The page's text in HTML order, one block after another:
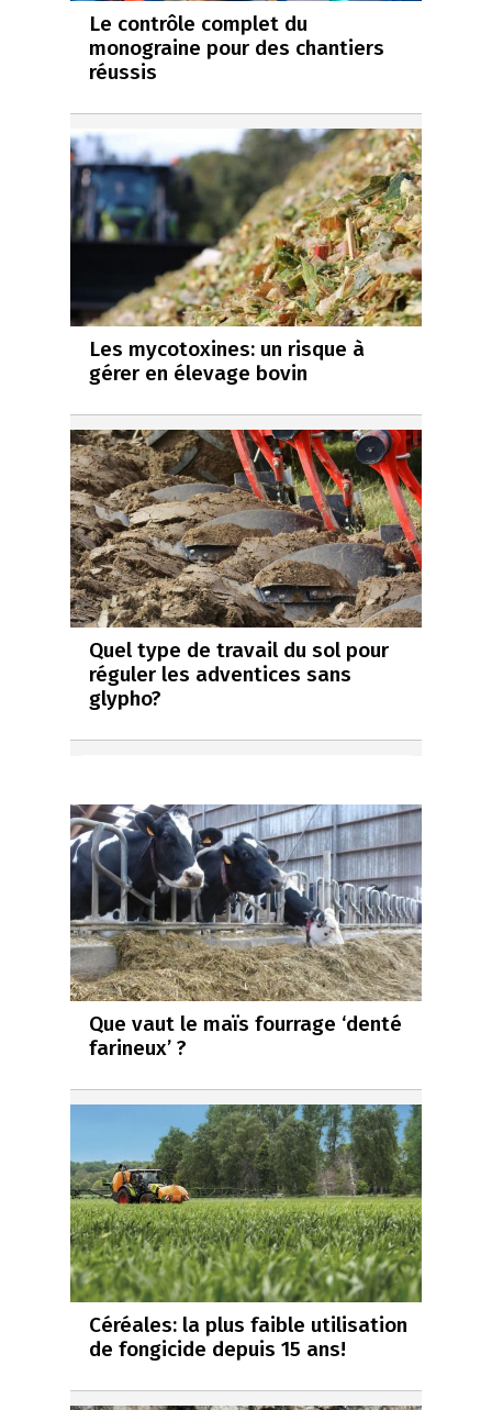
Le contrôle complet du
monograine pour des chantiers
réussis
Les mycotoxines: un risque à
gérer en élevage bovin
Quel type de travail du sol pour
réguler les adventices sans
glypho?
Que vaut le maïs fourrage ‘denté
farineux’ ?
Céréales: la plus faible utilisation
de fongicide depuis 15 ans!